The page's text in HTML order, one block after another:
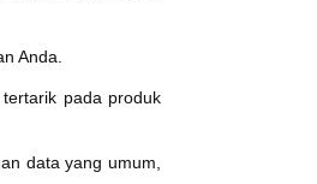
Anda.
pada produk
data yang umum,